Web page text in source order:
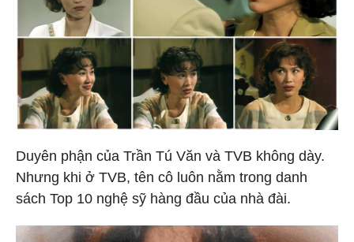
Duyên phận của Trần Tú Văn và TVB không dày.
Nhưng khi ở TVB, tên cô luôn nằm trong danh
sách Top 10 nghệ sỹ hàng đầu của nhà đài.